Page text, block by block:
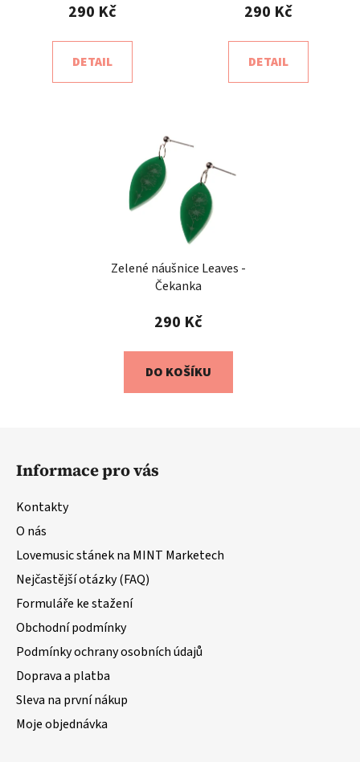
290 Kč
DETAIL
290 Kč
DETAIL
Zelené náušnice Leaves -
Čekanka
290 Kč
DO KOŠÍKU
Informace pro vás
Kontakty
O nás
Lovemusic stánek na MINT Marketech
Nejčastější otázky (FAQ)
Formuláře ke stažení
Obchodní podmínky
Podmínky ochrany osobních údajů
Doprava a platba
Sleva na první nákup
Moje objednávka